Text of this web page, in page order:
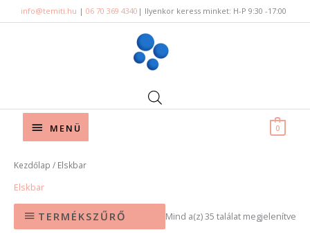
to
info@temiti.hu | 06 70 369 4340 | Ilyenkor keress minket: H-P 9:30 -17:00
Below
MENÜ 0
Kezdőlap / Elskbar
Elskbar
TERMÉKSZŰRŐ Mind a(z) 35 találat megjelenítve